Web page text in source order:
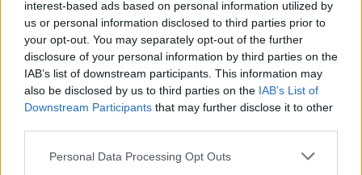
interest-based ads based on personal information utilized by
us or personal information disclosed to third parties prior to
your opt-out. You may separately opt-out of the further
disclosure of your personal information by third parties on the
IAB’s list of downstream participants. This information may
also be disclosed by us to third parties on the IAB’s List of
Downstream Participants that may further disclose it to other
Please note that this website/app uses one or more Google
Personal Data Processing Opt Outs